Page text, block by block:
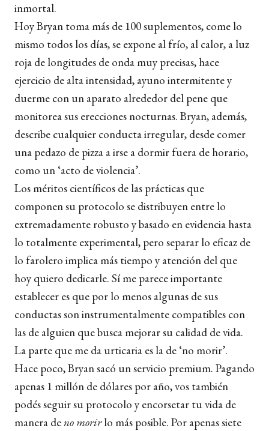
inmortal.
Hoy Bryan toma más de 100 suplementos, come lo
mismo todos los días, se expone al frío, al calor, a luz
roja de longitudes de onda muy precisas, hace
ejercicio de alta intensidad, ayuno intermitente y
duerme con un aparato alrededor del pene que
monitorea sus erecciones nocturnas. Bryan, además,
describe cualquier conducta irregular, desde comer
una pedazo de pizza a irse a dormir fuera de horario,
como un ‘acto de violencia’.
Los méritos científicos de las prácticas que
componen su protocolo se distribuyen entre lo
extremadamente robusto y basado en evidencia hasta
lo totalmente experimental, pero separar lo eficaz de
lo farolero implica más tiempo y atención del que
hoy quiero dedicarle. Sí me parece importante
establecer es que por lo menos algunas de sus
conductas son instrumentalmente compatibles con
las de alguien que busca mejorar su calidad de vida.
La parte que me da urticaria es la de ‘no morir’.
Hace poco, Bryan sacó un servicio premium. Pagando
apenas 1 millón de dólares por año, vos también
podés seguir su protocolo y encorsetar tu vida de
manera deno morirlo más posible. Por apenas siete